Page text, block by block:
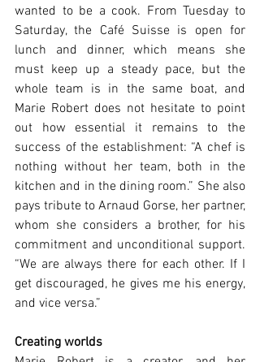
wanted to be a cook. From Tuesday to
Saturday, the Café Suisse is open for
lunch and dinner, which means she
must keep up a steady pace, but the
whole team is in the same boat, and
Marie Robert does not hesitate to point
out how essential it remains to the
success of the establishment: “A chef is
nothing without her team, both in the
kitchen and in the dining room.” She also
pays tribute to Arnaud Gorse, her partner,
whom she considers a brother, for his
commitment and unconditional support.
“We are always there for each other. If I
get discouraged, he gives me his energy,
and vice versa.”
Creating worlds